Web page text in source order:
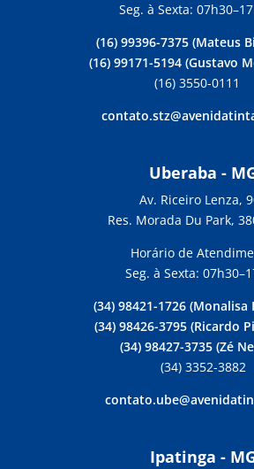
Seg. à Sexta:
(16) 99396-7375 (Mateus
(16) 99171-5194 (Gustavo
(16) 3550-0111
Uberaba -
Av. Riceiro Lenza,
Res. Morada Du Park,
Horário de
Seg. à Sexta:
(34) 98421-1726 (Monalisa
(34) 98426-3795 (Ricardo
(34) 98427-3735 (Zé
(34) 3352-3882
Ipatinga -